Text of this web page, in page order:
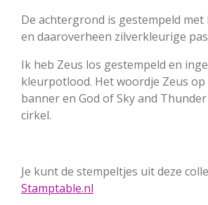
De achtergrond is gestempeld
en daaroverheen zilverkleurige
Ik heb Zeus los gestempeld en
kleurpotlood. Het woordje Zeus op
banner en God of Sky and
cirkel.
Je kunt de stempeltjes uit deze
Stamptable.nl